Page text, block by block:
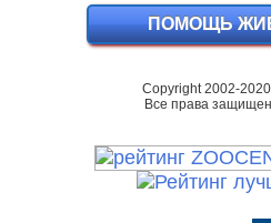
ПОМОЩЬ
Copyright 2002-
Все права